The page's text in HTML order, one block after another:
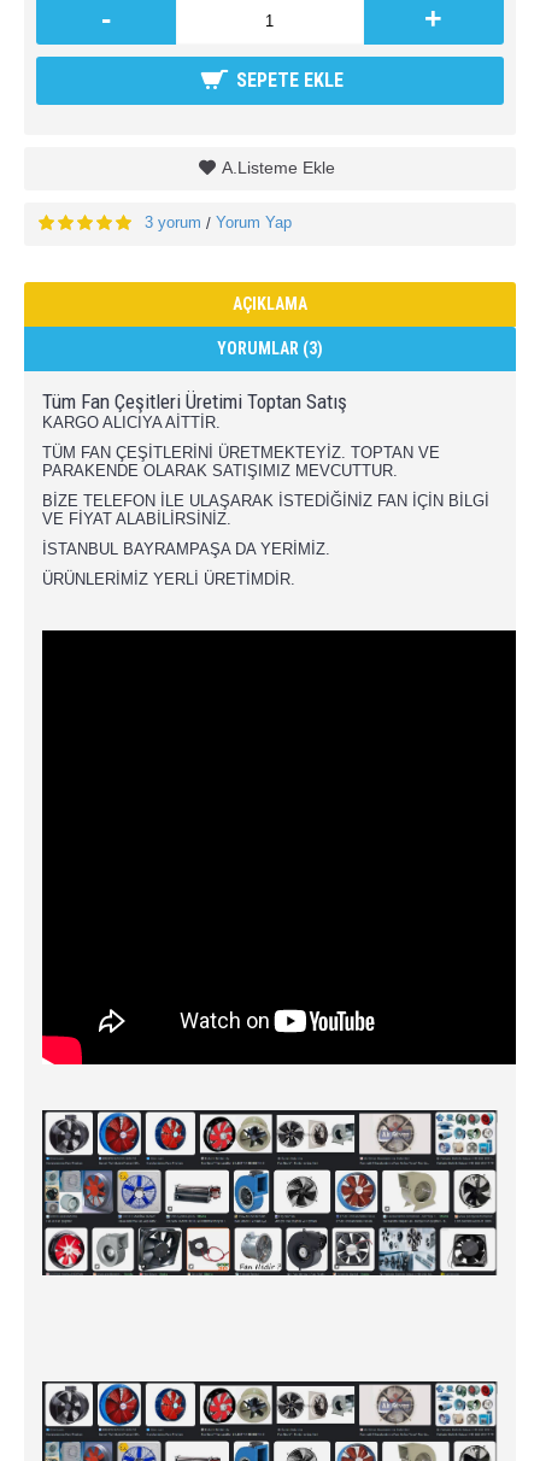
- +
SEPETE EKLE
A.Listeme Ekle
3 yorum / Yorum Yap
AÇIKLAMA
YORUMLAR (3)
Tüm Fan Çeşitleri Üretimi Toptan Satış
KARGO ALICIYA AİTTİR.
TÜM FAN ÇEŞİTLERİNİ ÜRETMEKTEYİZ. TOPTAN VE
PARAKENDE OLARAK SATIŞIMIZ MEVCUTTUR.
BİZE TELEFON İLE ULAŞARAK İSTEDİĞİNİZ FAN İÇİN BİLGİ
VE FİYAT ALABİLİRSİNİZ.
İSTANBUL BAYRAMPAŞA DA YERİMİZ.
ÜRÜNLERİMİZ YERLİ ÜRETİMDİR.